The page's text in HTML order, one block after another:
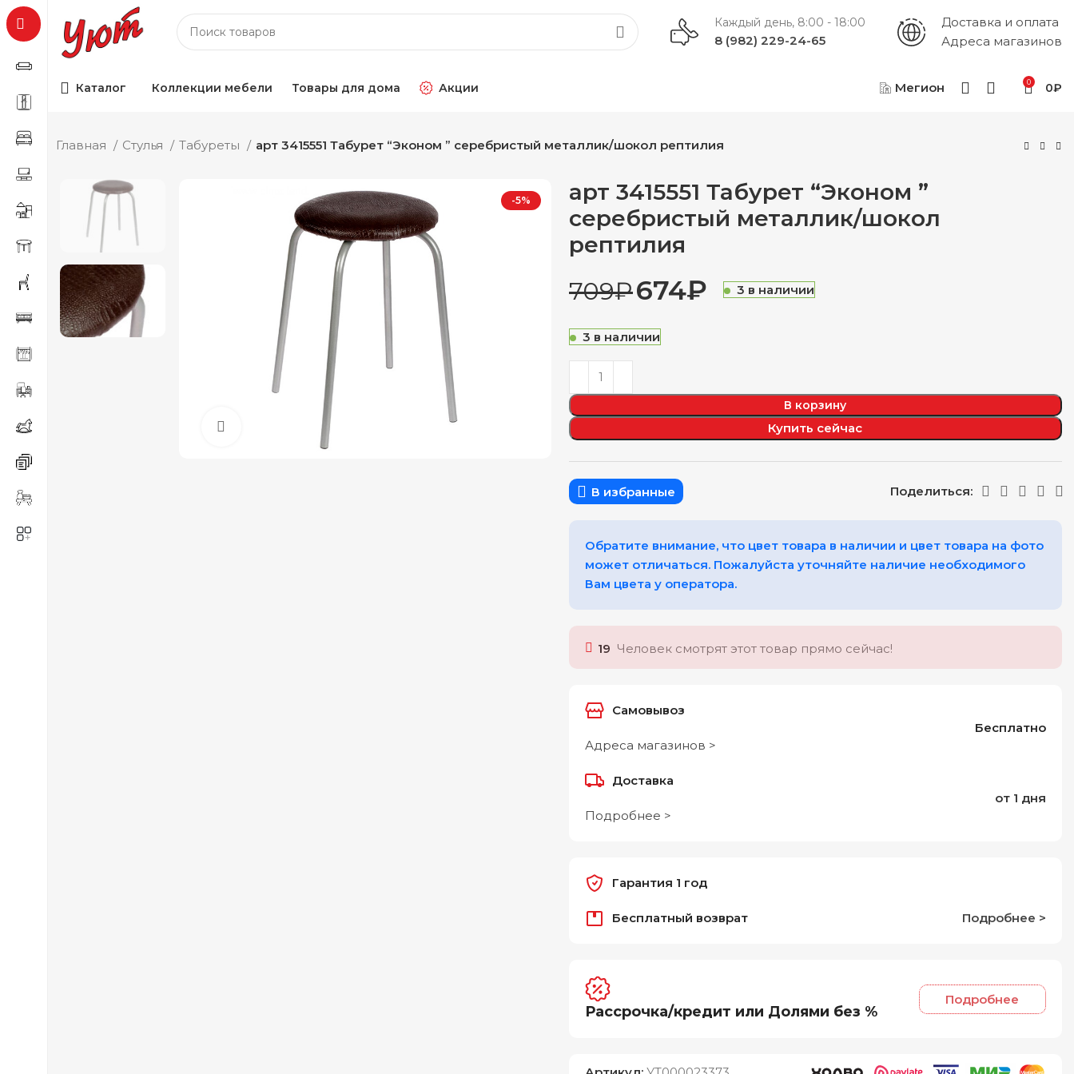
Каждый день, 8:00 - 18:00
8 (982) 229-24-65
Доставка и оплата
Адреса магазинов
Каталог Коллекции мебели Товары для дома Акции Мегион 0 0₽
Главная Стулья Табуреты арт 3415551 Табурет “Эконом ” серебристый металлик/шокол рептилия
-5%
Нажмите, чтобы увеличить
арт 3415551 Табурет “Эконом ”
серебристый металлик/шокол
рептилия
709₽674₽ 3 в наличии
3 в наличии
В корзину
Купить сейчас
В избранные Поделиться:
Обратите внимание, что цвет товара в наличии и цвет товара на фото
может отличаться. Пожалуйста уточняйте наличие необходимого
Вам цвета у оператора.
19 Человек смотрят этот товар прямо сейчас!
Самовывоз
Адреса магазинов >
Бесплатно
Доставка
Подробнее >
от 1 дня
Гарантия 1 год
Бесплатный возврат Подробнее >
Рассрочка/кредит или Долями без %
Подробнее